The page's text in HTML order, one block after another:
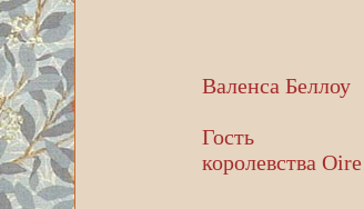
Валенса Беллоу
Гость
королевства Oire